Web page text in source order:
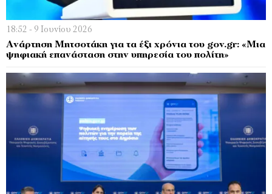
18:52 - 9 Ιουνίου 2026
Ανάρτηση Μητσοτάκη για τα έξι χρόνια του gov.gr: «Μια
ψηφιακή επανάσταση στην υπηρεσία του πολίτη»